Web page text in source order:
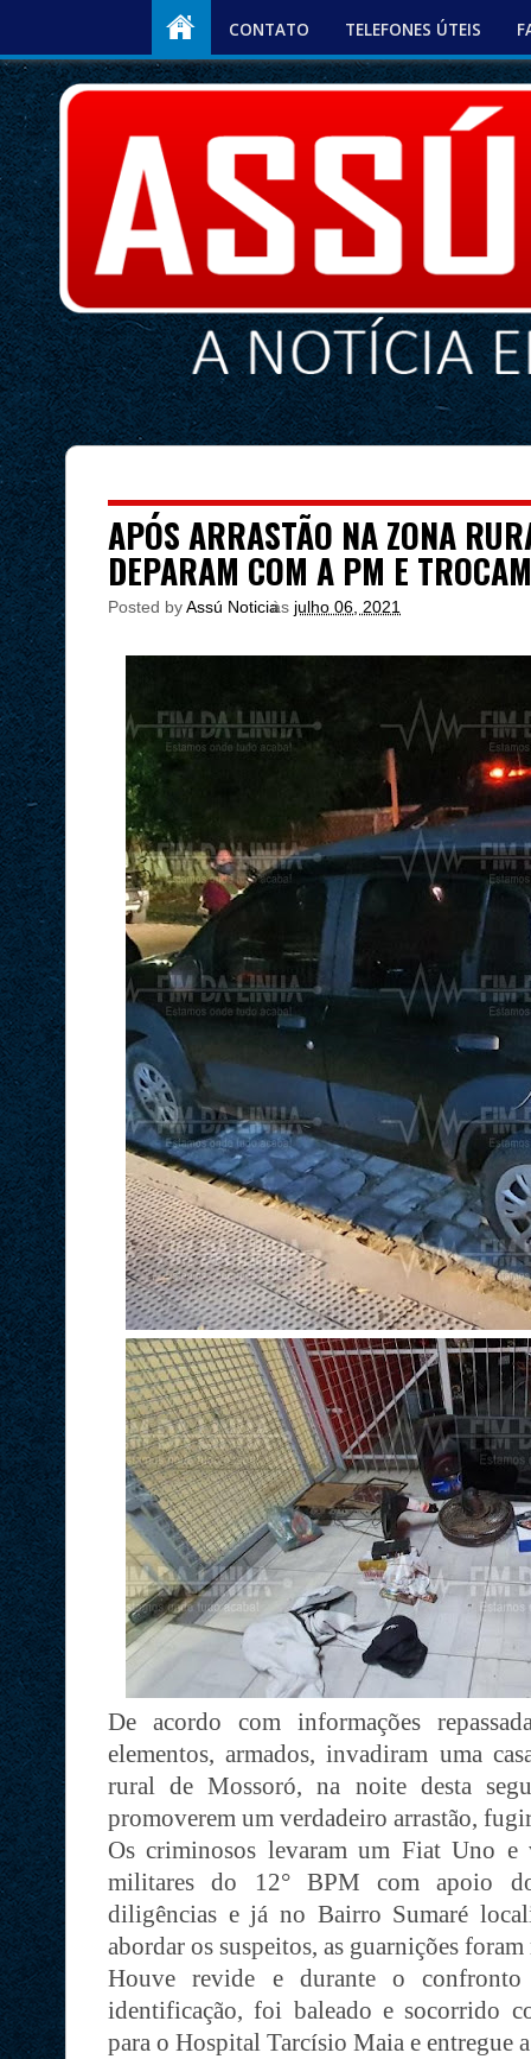
CONTATO TELEFONES ÚTEIS
APÓS ARRASTÃO NA ZONA
DEPARAM COM A PM E
Posted byAssú Noticia
às julho 06, 2021
De acordo com informações
elementos, armados, invadiram uma
rural de Mossoró, na noite desta
promoverem um verdadeiro arrastão,
Os criminosos levaram um Fiat Uno e
militares do 12° BPM com apoio
diligências e já no Bairro Sumaré
abordar os suspeitos, as guarnições foram
Houve revide e durante o
identificação, foi baleado e socorrido
para o Hospital Tarcísio Maia e entregue